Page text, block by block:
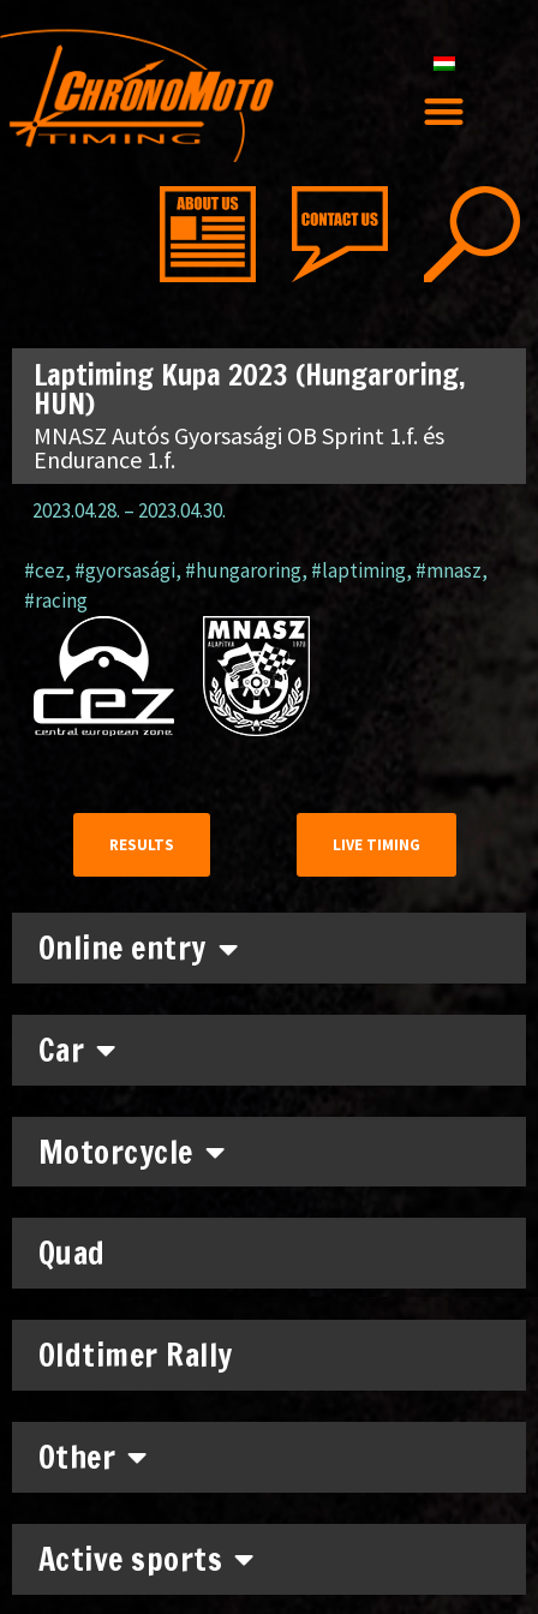
Online entry
Car
Motorcycle
Quad
Oldtimer Rally
Other
Active sports
Laptiming Kupa 2023 (Hungaroring,
HUN)
MNASZ Autós Gyorsasági OB Sprint 1.f. és
Endurance 1.f.
2023.04.28. – 2023.04.30.
#cez, #gyorsasági, #hungaroring, #laptiming, #mnasz,
#racing
RESULTS LIVE TIMING